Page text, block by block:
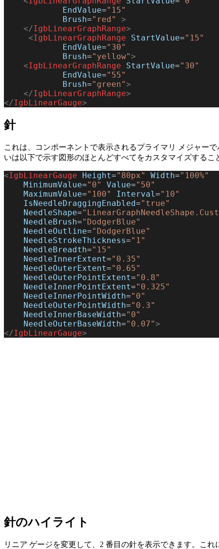
            EndValue
="15"
            Brush
="red"
>
    </
IgbLinearGraphRange>
     <
IgbLinearGraphRange StartValue="15"
            EndValue
="30"
            Brush
="yellow">
    <
IgbLinearGraphRange StartValue="30"
            EndValue
="55"
            Brush
="green">
    </
IgbLinearGraphRange>
</IgbLinearGauge>
針
これは、コンポーネントで表示されるプライマリ メジャー
いは以下で示す図形のほとんどすべてをカスタマイズするこ
<IgbLinearGauge Height="80px" Width="100%"
    MinimumValue
="0" Value="50"
    MaximumValue
="100" Interval="10"
    IsNeedleDraggingEnabled
="true"
    NeedleShape
=
    NeedleBrush
="DodgerBlue"
    NeedleOutline
="DodgerBlue"
    NeedleStrokeThickness
="1"
    NeedleBreadth
="15"
    NeedleInnerExtent
="0.35"
    NeedleOuterExtent
="0.65"
    NeedleOuterPointExtent
="0.8"
    NeedleInnerPointExtent
="0.325"
    NeedleInnerPointWidth
="0"
    NeedleOuterPointWidth
="0.3"
    NeedleInnerBaseWidth
="0"
    NeedleOuterBaseWidth
="0.07">
</IgbLinearGauge>
針のハイライト
リニア ゲージを変更して、2 番目の針を表示できます。こ